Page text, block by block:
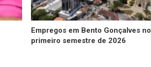
Empregos em Bento Gonçalves no
primeiro semestre de 2026